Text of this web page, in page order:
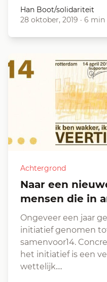
Han Boot/solidariteit
28 oktober, 2019 · 6 min
Achtergrond
Naar een nieuwe beweging van
mensen die in
Ongeveer een jaar
initiatief genomen
samenvoor14.
het initiatief is een
wettelijk…